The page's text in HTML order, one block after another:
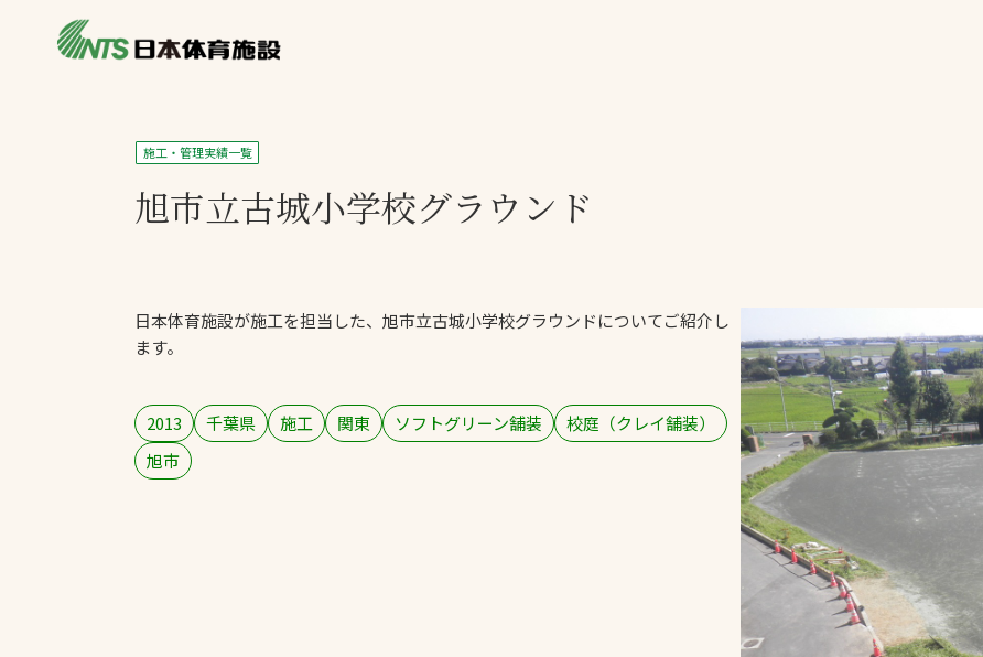
ニュース
ライブラリ
一覧を見る
投てき実施可能な人
人工芝舗装
クレイ（土）舗装
施設管理
パークマネジメント
スポーツターフ（芝
施工・管理実績
施工・管理実績一覧
旭市立古城小学校グラウンド
日本体育施設が施工を担当した、旭市立古城小学校グラウンドについてご紹介し
ます。
2013 千葉県 施工 関東 ソフトグリーン舗装
校庭（クレイ舗装）
旭市